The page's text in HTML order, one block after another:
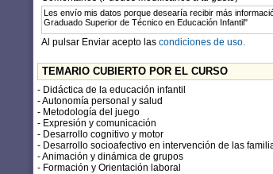
Al pulsar Enviar acepto las condiciones de uso.
TEMARIO CUBIERTO POR EL CURSO
- Didáctica de la educación infantil
- Autonomía personal y salud
- Metodología del juego
- Expresión y comunicación
- Desarrollo cognitivo y motor
- Desarrollo socioafectivo en intervención de las
- Animación y dinámica de grupos
- Formación y Orientación laboral